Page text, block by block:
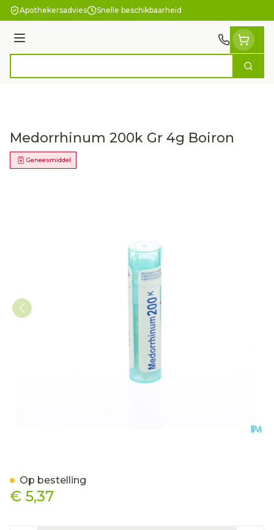
Ga naar de inhoud
Apothekersadvies Snelle beschikbaarheid
Menu
Zoek
Medorrhinum 200k Gr 4g Boiron
Geneesmiddel
€ 5,37
Op bestelling